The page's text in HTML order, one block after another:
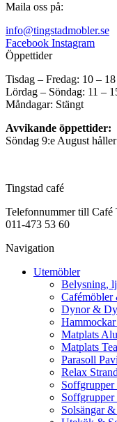
Maila oss på:
info@tingstadmobler.se
Facebook Instagram
Öppettider
Tisdag – Fredag: 10 – 18
Lördag – Söndag: 11 –
Måndagar: Stängt
Avvikande öppettider:
Söndag 9:e August
Tingstad café
Telefonnummer till Café
011-473 53 60
Navigation
Utemöbler
Belysning,
Cafémöbler
Dynor &
Matplats
Matplats
Parasoll
Relax
Solsängar